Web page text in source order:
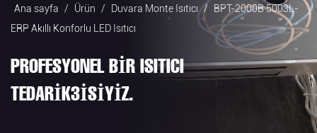
Ana sayfa / Ürün / Duvara Monte Isıtıcı /
BPT-2000B 5003L-
ERP Akıllı Konforlu LED Isıtıcı
PROFESYONEL BIR ISITICI
TEDARIKÇISIYIZ.